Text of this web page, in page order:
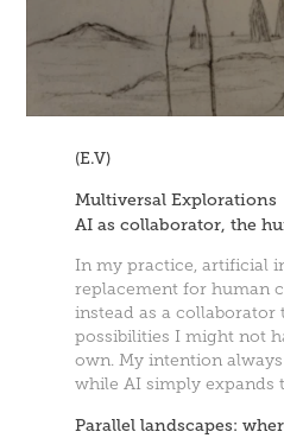
(E.V)
Multiversal Explorations
AI as collaborator, the
In my practice, artificial
replacement for human
instead as a collaborator
possibilities I might not
own. My intention
while AI simply expands
Parallel landscapes: